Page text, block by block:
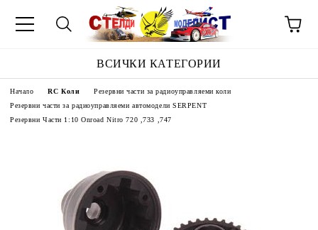
ВСИЧКИ КАТЕГОРИИ
Начало RC Коли
Резервни части за радиоуправляеми коли
Резервни части за радиоуправляеми автомодели SERPENT
Резервни Части 1:10 Onroad Nitro 720 ,733 ,747